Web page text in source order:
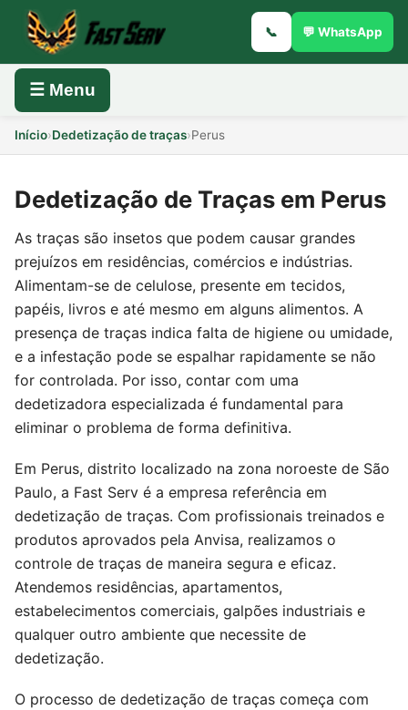
📞 💬 WhatsApp
☰ Menu
Início›Dedetização de traças›Perus
Dedetização de Traças em Perus
As traças são insetos que podem causar grandes
prejuízos em residências, comércios e indústrias.
Alimentam-se de celulose, presente em tecidos,
papéis, livros e até mesmo em alguns alimentos. A
presença de traças indica falta de higiene ou umidade,
e a infestação pode se espalhar rapidamente se não
for controlada. Por isso, contar com uma
dedetizadora especializada é fundamental para
eliminar o problema de forma definitiva.
Em Perus, distrito localizado na zona noroeste de São
Paulo, a Fast Serv é a empresa referência em
dedetização de traças. Com profissionais treinados e
produtos aprovados pela Anvisa, realizamos o
controle de traças de maneira segura e eficaz.
Atendemos residências, apartamentos,
estabelecimentos comerciais, galpões industriais e
qualquer outro ambiente que necessite de
dedetização.
O processo de dedetização de traças começa com